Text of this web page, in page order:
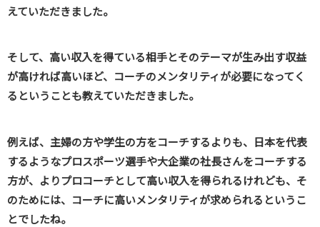
えていただきました。
そして、高い収入を得ている相手とそのテーマが生み出す収益
が高ければ高いほど、コーチのメンタリティが必要になってく
るということも教えていただきました。
例えば、主婦の方や学生の方をコーチするよりも、日本を代表
するようなプロスポーツ選手や大企業の社長さんをコーチする
方が、よりプロコーチとして高い収入を得られるけれども、そ
のためには、コーチに高いメンタリティが求められるというこ
とでしたね。